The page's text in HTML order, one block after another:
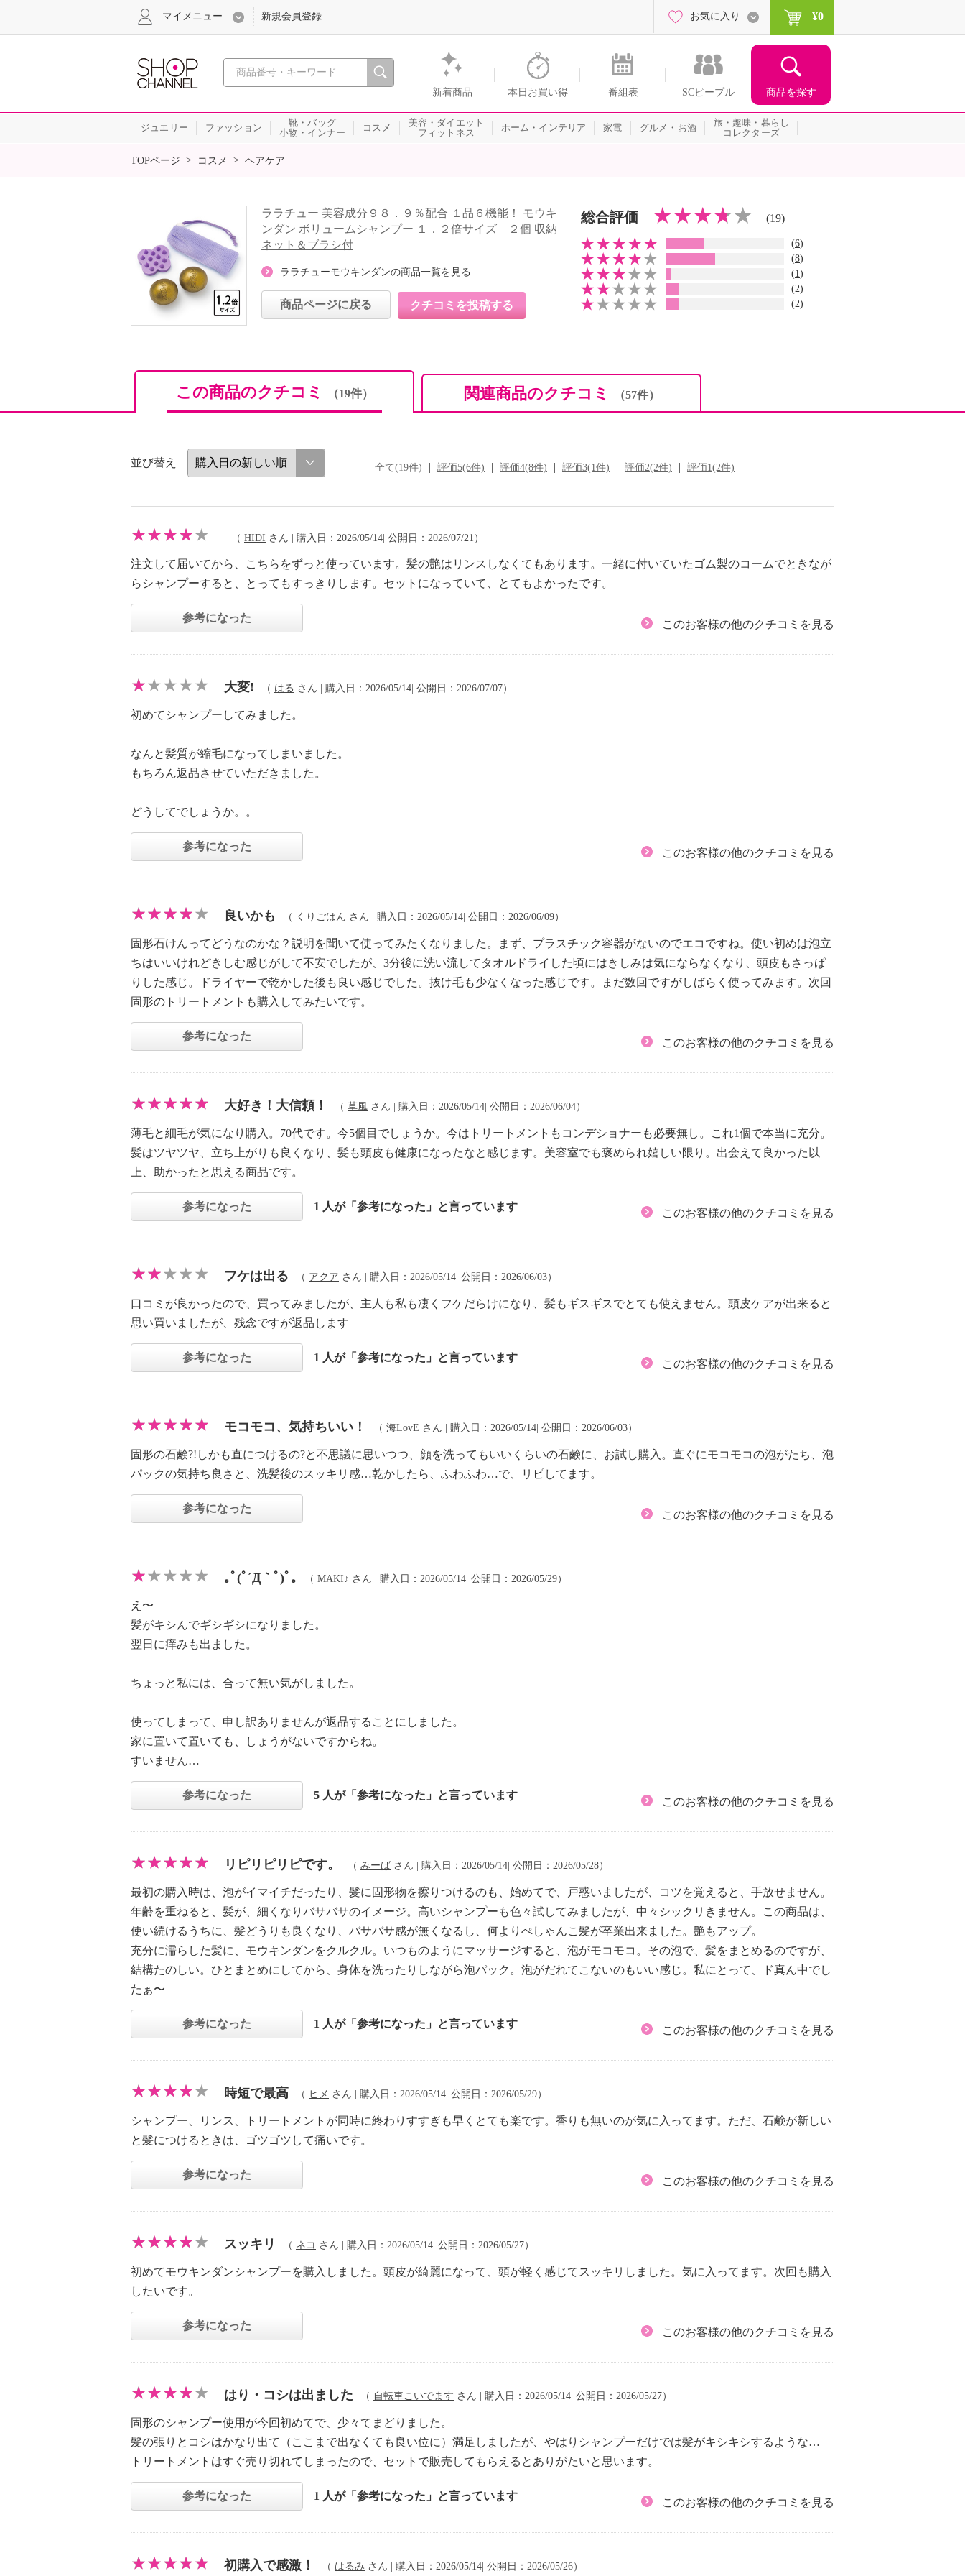
心おどる、瞬間を。通販・テレビショッピングのショップチャンネル
新着商品 本日お買い得 番組表 SCピープル 商品を探す
マイメニュー 新規会員登録 お気に入り ¥0
ジュエリー ファッション
靴・バッグ
小物・インナー
コスメ
美容・ダイエット
フィットネス
ホーム・インテリア 家電 グルメ・お酒
旅・趣味・暮らし
コレクターズ
SALE
TOPページ > コスメ > ヘアケア
ララチュー 美容成分９８．９％配合 １品６機能！ モウキ
ンダン ボリュームシャンプー １．２倍サイズ ２個 収納
ネット＆ブラシ付
ララチューモウキンダンの商品一覧を見る
商品ページに戻る クチコミを投稿する
総合評価 (19)
(6)
(8)
(1 )
(2)
(2)
この商品のクチコミ （19件） 関連商品のクチコミ （57件）
並び替え 全て(19件) 評価5(6件) 評価4(8件) 評価3(1件) 評価2(2件) 評価1(2件)
（ HIDI さん | 購入日：2026/05/14| 公開日：2026/07/21）
注文して届いてから、こちらをずっと使っています。髪の艶はリンスしなくてもあります。一緒に付いていたゴム製のコームでときなが
らシャンプーすると、とってもすっきりします。セットになっていて、とてもよかったです。
参考になった
このお客様の他のクチコミを見る
大変! （ はる さん | 購入日：2026/05/14| 公開日：2026/07/07）
初めてシャンプーしてみました。
なんと髪質が縮毛になってしまいました。
もちろん返品させていただきました。
どうしてでしょうか。。
参考になった
このお客様の他のクチコミを見る
良いかも （ くりごはん さん | 購入日：2026/05/14| 公開日：2026/06/09）
固形石けんってどうなのかな？説明を聞いて使ってみたくなりました。まず、プラスチック容器がないのでエコですね。使い初めは泡立
ちはいいけれどきしむ感じがして不安でしたが、3分後に洗い流してタオルドライした頃にはきしみは気にならなくなり、頭皮もさっぱ
りした感じ。ドライヤーで乾かした後も良い感じでした。抜け毛も少なくなった感じです。まだ数回ですがしばらく使ってみます。次回
固形のトリートメントも購入してみたいです。
参考になった
このお客様の他のクチコミを見る
大好き！大信頼！ （ 草風 さん | 購入日：2026/05/14| 公開日：2026/06/04）
薄毛と細毛が気になり購入。70代です。今5個目でしょうか。今はトリートメントもコンデショナーも必要無し。これ1個で本当に充分。
髪はツヤツヤ、立ち上がりも良くなり、髪も頭皮も健康になったなと感じます。美容室でも褒められ嬉しい限り。出会えて良かった以
上、助かったと思える商品です。
参考になった 1 人が「参考になった」と言っています
このお客様の他のクチコミを見る
フケは出る （ アクア さん | 購入日：2026/05/14| 公開日：2026/06/03）
口コミが良かったので、買ってみましたが、主人も私も凄くフケだらけになり、髪もギスギスでとても使えません。頭皮ケアが出来ると
思い買いましたが、残念ですが返品します
参考になった 1 人が「参考になった」と言っています
このお客様の他のクチコミを見る
モコモコ、気持ちいい！ （ 海LovE さん | 購入日：2026/05/14| 公開日：2026/06/03）
固形の石鹸?!しかも直につけるの?と不思議に思いつつ、顔を洗ってもいいくらいの石鹸に、お試し購入。直ぐにモコモコの泡がたち、泡
パックの気持ち良さと、洗髪後のスッキリ感…乾かしたら、ふわふわ…で、リピしてます。
参考になった
このお客様の他のクチコミを見る
｡ﾟ(ﾟ´Д｀ﾟ)ﾟ｡ （ MAKI♪ さん | 購入日：2026/05/14| 公開日：2026/05/29）
え〜
髪がキシんでギシギシになりました。
翌日に痒みも出ました。
ちょっと私には、合って無い気がしました。
使ってしまって、申し訳ありませんが返品することにしました。
家に置いて置いても、しょうがないですからね。
すいません…
参考になった 5 人が「参考になった」と言っています
このお客様の他のクチコミを見る
リピリピリピです。 （ みーば さん | 購入日：2026/05/14| 公開日：2026/05/28）
最初の購入時は、泡がイマイチだったり、髪に固形物を擦りつけるのも、始めてで、戸惑いましたが、コツを覚えると、手放せません。
年齢を重ねると、髪が、細くなりバサバサのイメージ。高いシャンプーも色々試してみましたが、中々シックリきません。この商品は、
使い続けるうちに、髪どうりも良くなり、バサバサ感が無くなるし、何よりぺしゃんこ髪が卒業出来ました。艶もアップ。
充分に濡らした髪に、モウキンダンをクルクル。いつものようにマッサージすると、泡がモコモコ。その泡で、髪をまとめるのですが、
結構たのしい。ひとまとめにしてから、身体を洗ったりしながら泡パック。泡がだれてこないのもいい感じ。私にとって、ド真ん中でし
たぁ〜
参考になった 1 人が「参考になった」と言っています
このお客様の他のクチコミを見る
時短で最高 （ ヒメ さん | 購入日：2026/05/14| 公開日：2026/05/29）
シャンプー、リンス、トリートメントが同時に終わりすすぎも早くとても楽です。香りも無いのが気に入ってます。ただ、石鹸が新しい
と髪につけるときは、ゴツゴツして痛いです。
参考になった
このお客様の他のクチコミを見る
スッキリ （ ネコ さん | 購入日：2026/05/14| 公開日：2026/05/27）
初めてモウキンダンシャンプーを購入しました。頭皮が綺麗になって、頭が軽く感じてスッキリしました。気に入ってます。次回も購入
したいです。
参考になった
このお客様の他のクチコミを見る
はり・コシは出ました （ 自転車こいでます さん | 購入日：2026/05/14| 公開日：2026/05/27）
固形のシャンプー使用が今回初めてで、少々てまどりました。
髪の張りとコシはかなり出て（ここまで出なくても良い位に）満足しましたが、やはりシャンプーだけでは髪がキシキシするような…
トリートメントはすぐ売り切れてしまったので、セットで販売してもらえるとありがたいと思います。
参考になった 1 人が「参考になった」と言っています
このお客様の他のクチコミを見る
初購入で感激！ （ はるみ さん | 購入日：2026/05/14| 公開日：2026/05/26）